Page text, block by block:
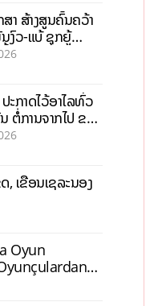
າ ສ້າງສູນຄົ້ນຄວ້າ
ງົວ-ແບ້ ຊຸກຍູ້
ນ
ະກາດໄວ້ອາໄລທົ່ວ
ຕໍ່ການຈາກໄປ ຂອງ
ອນ ພົມວິຫານ
, ເຂື່ອນເຊລະນອງ
Oyun